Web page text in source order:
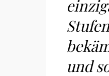
und